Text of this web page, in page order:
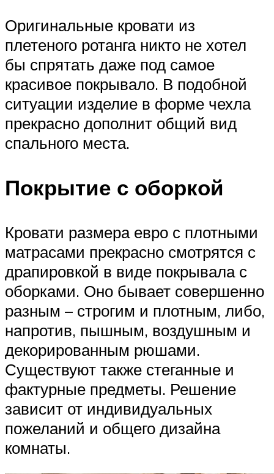
Оригинальные кровати из
плетеного ротанга никто не хотел
бы спрятать даже под самое
красивое покрывало. В подобной
ситуации изделие в форме чехла
прекрасно дополнит общий вид
спального места.
Покрытие с оборкой
Кровати размера евро с плотными
матрасами прекрасно смотрятся с
драпировкой в виде покрывала с
оборками. Оно бывает совершенно
разным – строгим и плотным, либо,
напротив, пышным, воздушным и
декорированным рюшами.
Существуют также стеганные и
фактурные предметы. Решение
зависит от индивидуальных
пожеланий и общего дизайна
комнаты.